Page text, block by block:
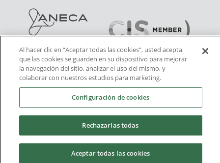
Al hacer clic en “Aceptar todas las cookies”, usted acepta
que las cookies se guarden en su dispositivo para mejorar
la navegación del sitio, analizar el uso del mismo, y
colaborar con nuestros estudios para marketing.
Configuración de cookies
Rechazarlas todas
Aceptar todas las cookies